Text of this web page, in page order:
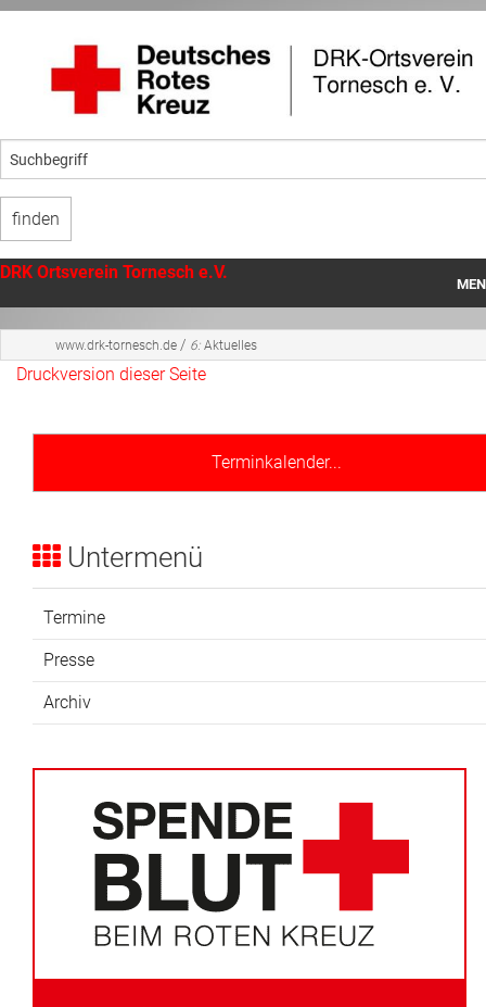
DRK Ortsverein Tornesch e.V.
Startseite
Unser Ortsverein
Aktuelles
Kontakt
www.drk-tornesch.de / 6: Aktuelles
Druckversion dieser Seite
Terminkalender...
Untermenü
Termine
Presse
Archiv